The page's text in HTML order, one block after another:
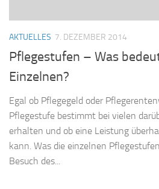
AKTUELLES 7. DEZEMBER 2014
Pflegestufen – Was
Einzelnen?
Egal ob Pflegegeld oder
Pflegestufe bestimmt bei vielen
erhalten und ob eine Leistung
kann. Was die einzelnen
Besuch des...